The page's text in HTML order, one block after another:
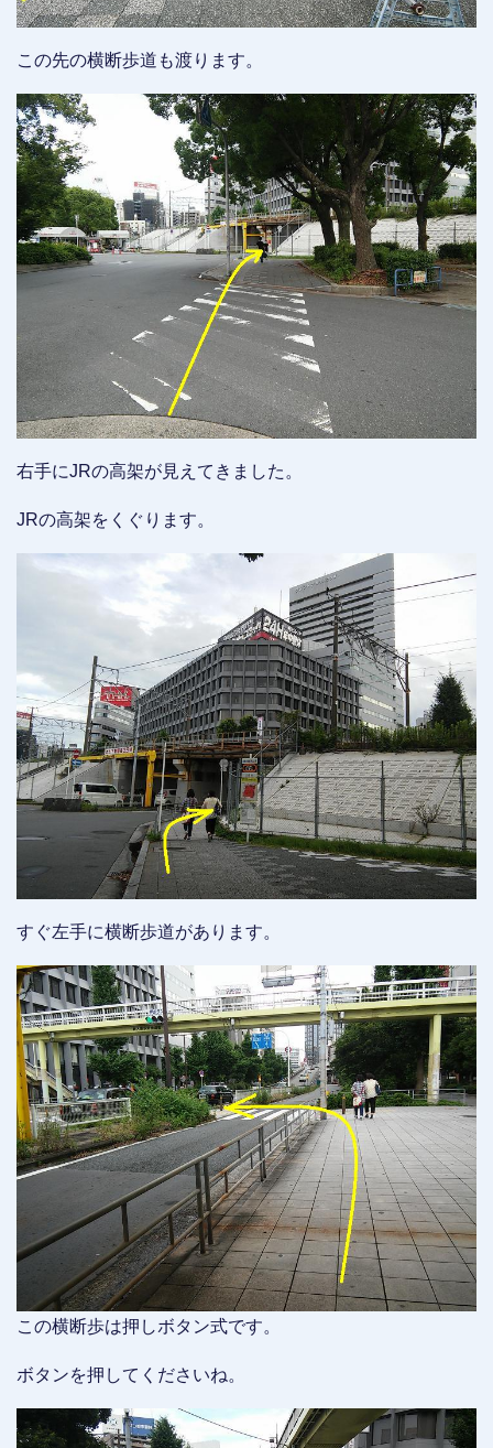
この先の横断歩道も渡ります。
右手にJRの高架が見えてきました。
JRの高架をくぐります。
すぐ左手に横断歩道があります。
この横断歩は押しボタン式です。
ボタンを押してくださいね。